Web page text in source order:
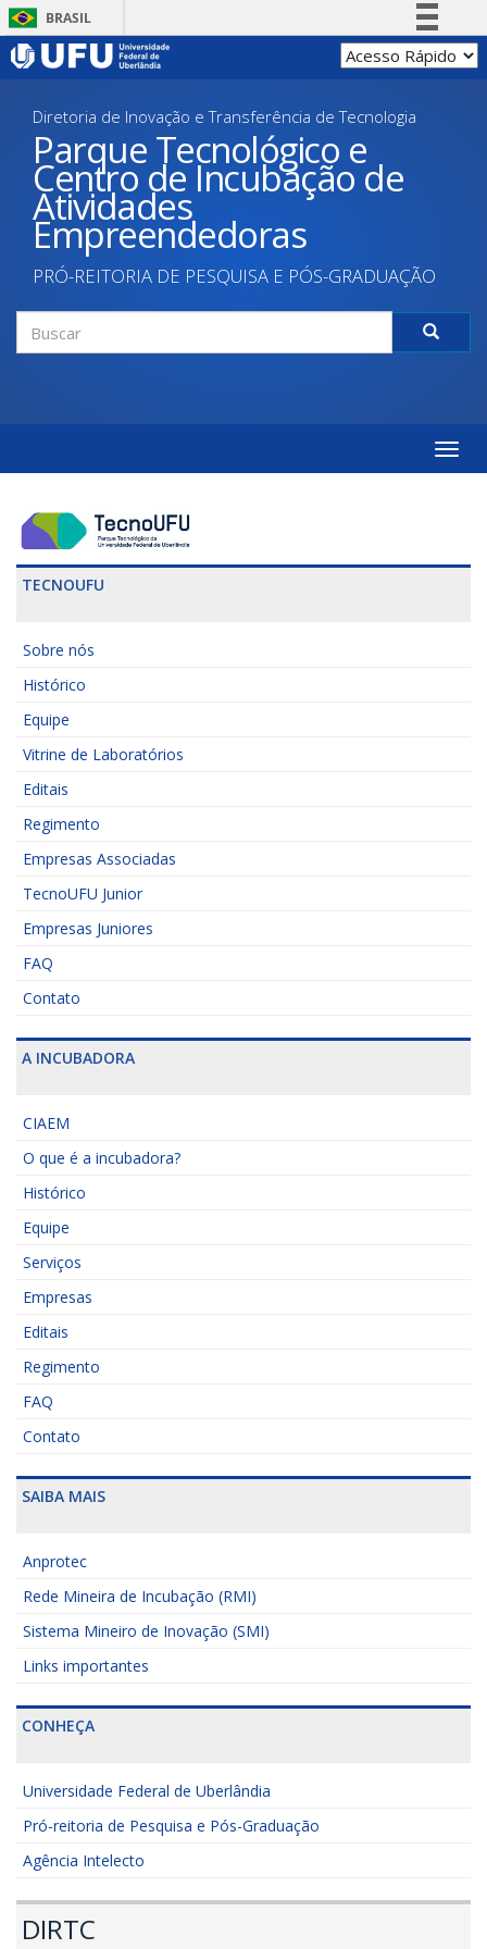
Pular
para
BRASIL
Simplifique!
Participe
Acesso à informação
Legislação
Diretoria de Inovação e Transferência de Tecnologia
Parque Tecnológico e
Centro de Incubação de
Atividades
Empreendedoras
PRÓ-REITORIA DE PESQUISA E PÓS-GRADUAÇÃO
Formulário
de
Toggle
TECNOUFU
Sobre nós
Histórico
Equipe
Vitrine de Laboratórios
Editais
Regimento
Empresas Associadas
TecnoUFU Junior
Empresas Juniores
FAQ
Contato
A INCUBADORA
CIAEM
O que é a incubadora?
Histórico
Equipe
Serviços
Empresas
Editais
Regimento
FAQ
Contato
SAIBA MAIS
Anprotec
Rede Mineira de Incubação (RMI)
Sistema Mineiro de Inovação (SMI)
Links importantes
CONHEÇA
Universidade Federal de Uberlândia
Pró-reitoria de Pesquisa e Pós-Graduação
Agência Intelecto
DIRTC